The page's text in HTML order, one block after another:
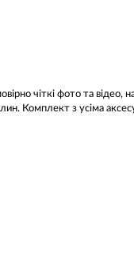
чіткі фото та
Комплект з усіма